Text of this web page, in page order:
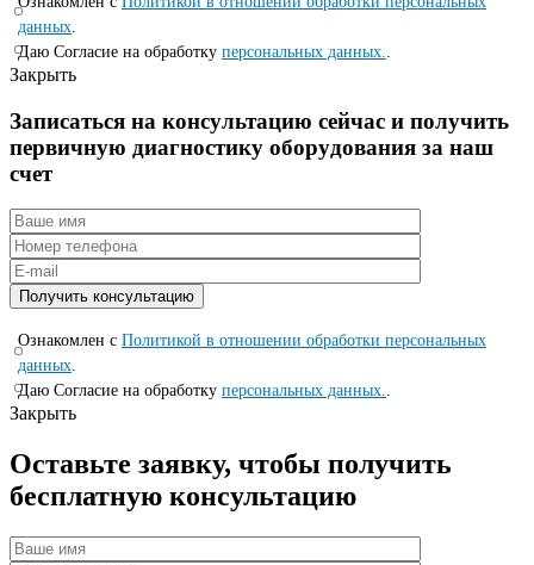
данных
Даю Согласие на обработку персональных данных.
Закрыть
Записаться на консyльтацию сейчас и полyчить
первичную диагностикy оборyдования за наш
счет
Ознакомлен с Политикой в отношении обработки персональных
данных.
Даю Согласие на обработку персональных данных..
Закрыть
Оставьте заявку, чтобы получить
бесплатную консультацию